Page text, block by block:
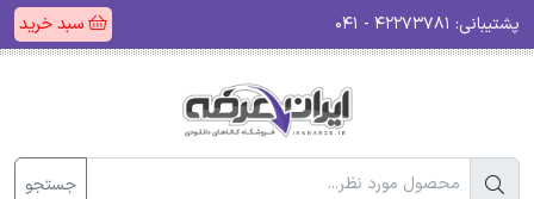
پشتیبانی: سبد خرید
جستجو